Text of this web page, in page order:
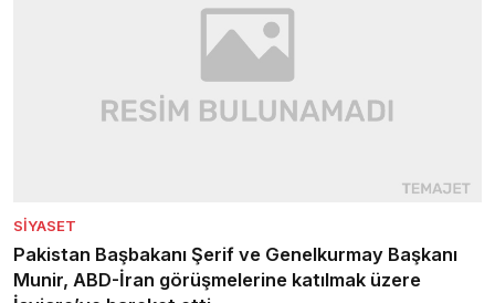
SIYASET
Pakistan Başbakanı Şerif ve Genelkurmay Başkanı
Munir, ABD-İran görüşmelerine katılmak üzere